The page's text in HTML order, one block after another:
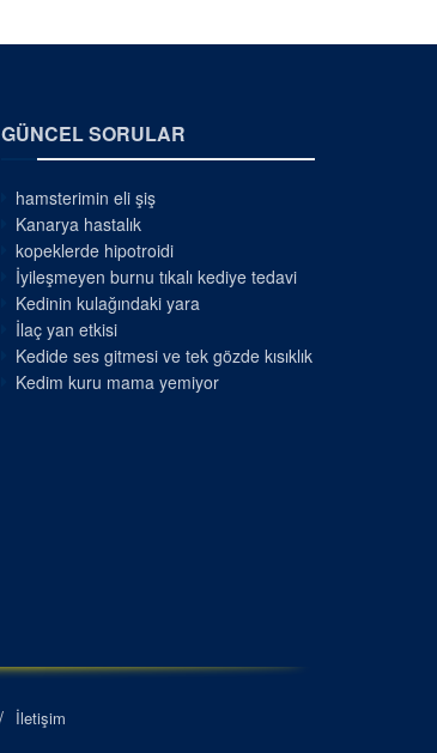
GÜNCEL SORULAR
hamsterimin eli şiş
Kanarya hastalık
kopeklerde hipotroidi
İyileşmeyen burnu tıkalı kediye tedavi
Kedinin kulağındaki yara
İlaç yan etkisi
Kedide ses gitmesi ve tek gözde kısıklık
Kedim kuru mama yemiyor
İletişim